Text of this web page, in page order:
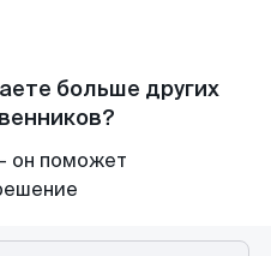
больше других
он поможет